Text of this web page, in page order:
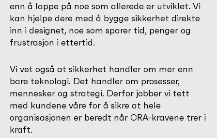
enn å lappe på noe som allerede er utviklet. Vi
kan hjelpe dere med å bygge sikkerhet direkte
inn i designet, noe som sparer tid, penger og
frustrasjon i ettertid.
Vi vet også at sikkerhet handler om mer enn
bare teknologi. Det handler om prosesser,
mennesker og strategi. Derfor jobber vi tett
med kundene våre for å sikre at hele
organisasjonen er beredt når CRA-kravene trer i
kraft.